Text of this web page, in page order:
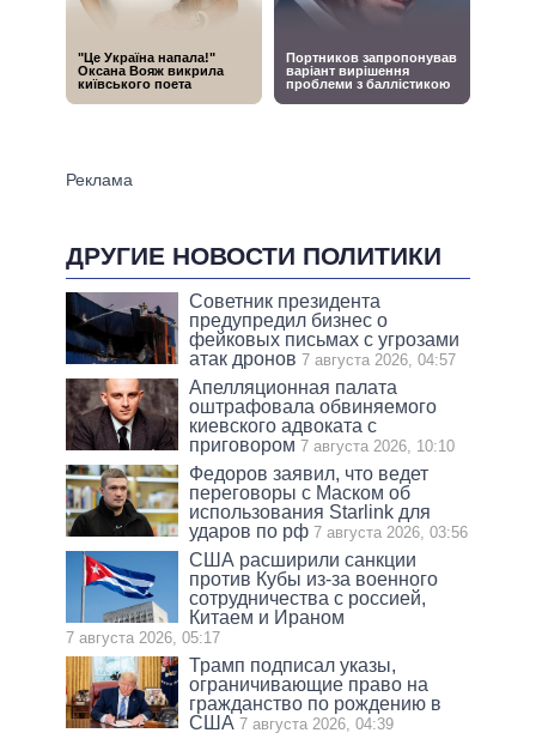
ДРУГИЕ НОВОСТИ ПОЛИТИКИ
Советник президента
предупредил бизнес о
фейковых письмах с угрозами
атак дронов 7 августа 2026, 04:57
Апелляционная палата
оштрафовала обвиняемого
киевского адвоката с
приговором 7 августа 2026, 10:10
Федоров заявил, что ведет
переговоры с Маском об
использования Starlink для
ударов по рф 7 августа 2026, 03:56
США расширили санкции
против Кубы из-за военного
сотрудничества с россией,
Китаем и Ираном
7 августа 2026, 05:17
Трамп подписал указы,
ограничивающие право на
гражданство по рождению в
США 7 августа 2026, 04:39